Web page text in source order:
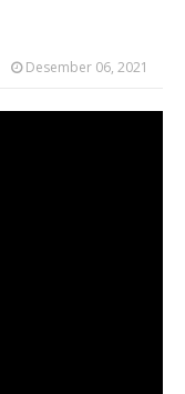
Desember 06, 2021